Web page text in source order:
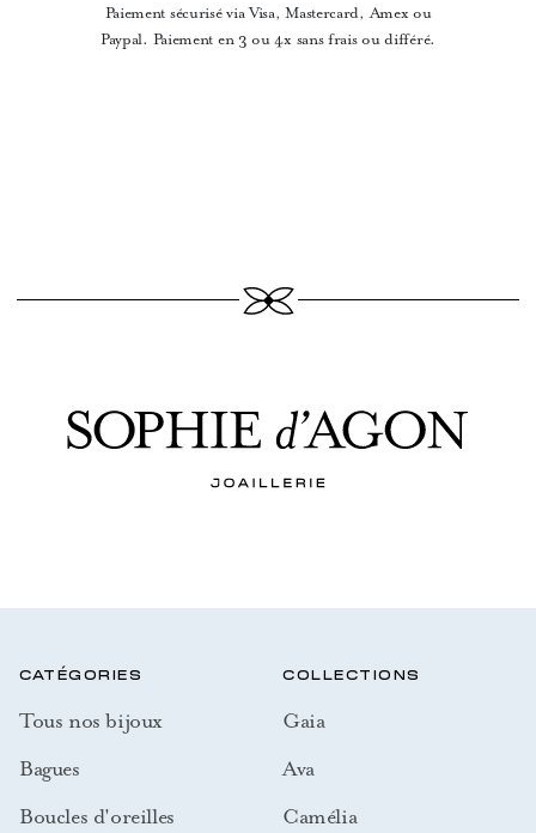
Paiement sécurisé via Visa, Mastercard, Amex ou
Paypal. Paiement en 3 ou 4x sans frais ou différé.
CATÉGORIES
Tous nos bijoux
Bagues
Boucles d'oreilles
COLLECTIONS
Gaia
Ava
Camélia